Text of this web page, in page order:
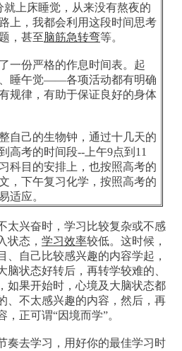
上床睡觉，从来没有熬夜的
上，我都会利用这段时间思考
，甚至脑筋急转弯等。
份严格的作息时间表。起
睡午觉——各项活动都有明确
规律，有助于保证良好的身体
己的生物钟，通过十几天的
高考的时间段--上午9点到11
科目的安排上，也按照高考的
，下午复习化学，按照高考的
适应。
兴奋时，学习比较复杂或不感
状态， 学习效率较低。这时候，
、自己比较感兴趣的内容学起，
状态好转后，再转学较难的、
如果开始时，心境及大脑状态都
、不太感兴趣的内容，然后，再
正可谓“因境而学”。
去学习，用好你的最佳学习时